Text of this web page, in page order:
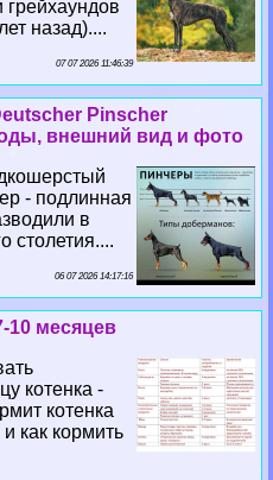
назад)....
07 07 2026 11:46:39
Pinscher
внешний вид и фото
- подлинная
в
столетия....
06 07 2026 14:17:16
10 месяцев
котенка -
котенка
как кормить